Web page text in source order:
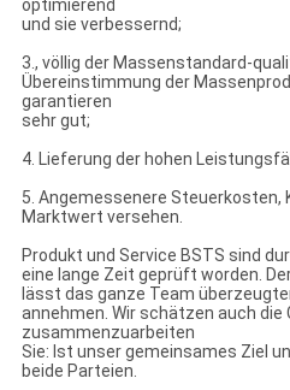
optimierend
und sie verbessernd;
3., völlig der Massenstandard-
Übereinstimmung der
garantieren
sehr gut;
4. Lieferung der hohen
5. Angemessenere Steuerkosten,
Marktwert versehen.
Produkt und Service BSTS sind
eine lange Zeit geprüft worden.
lässt das ganze Team
annehmen. Wir schätzen auch die
zusammenzuarbeiten
Sie: Ist unser gemeinsames Ziel
beide Parteien.